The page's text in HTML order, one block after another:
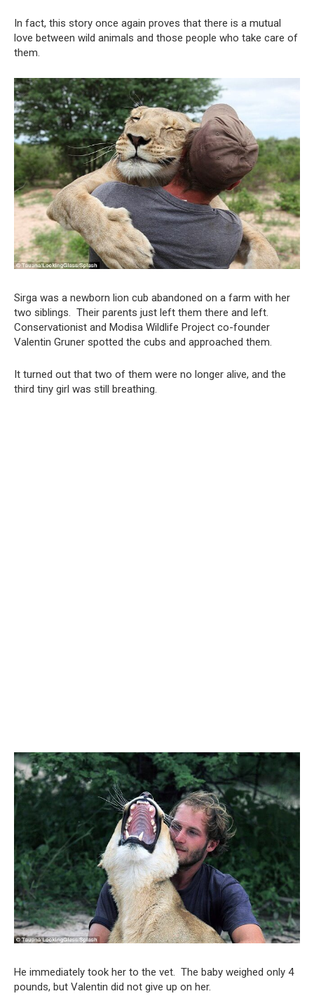
In fact, this story once again proves that there is a mutual
love between wild animals and those people who take care of
them.
Sirga was a newborn lion cub abandoned on a farm with her
two siblings. Their parents just left them there and left.
Conservationist and Modisa Wildlife Project co-founder
Valentin Gruner spotted the cubs and approached them.
It turned out that two of them were no longer alive, and the
third tiny girl was still breathing.
He immediately took her to the vet. The baby weighed only 4
pounds, but Valentin did not give up on her.